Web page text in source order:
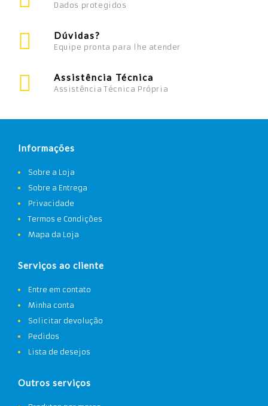
Dados protegidos
Dúvidas?
Equipe pronta para lhe atender
Assistência Técnica
Assistência Técnica Própria
Informações
Sobre a Loja
Sobre a Entrega
Privacidade
Termos e Condições
Mapa da Loja
Serviços ao cliente
Entre em contato
Minha conta
Solicitar devolução
Pedidos
Lista de desejos
Outros serviços